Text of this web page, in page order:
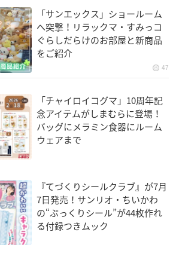
「サンエックス」ショールーム
へ突撃！リラックマ・すみっコ
ぐらしだらけのお部屋と新商品
をご紹介
47
「チャイロイコグマ」10周年記
念アイテムがしまむらに登場！
バッグにメラミン食器にルーム
ウェアまで
『てづくりシールクラブ』が7月
7日発売！サンリオ・ちいかわ
の“ぷっくりシール”が44枚作れ
る付録つきムック